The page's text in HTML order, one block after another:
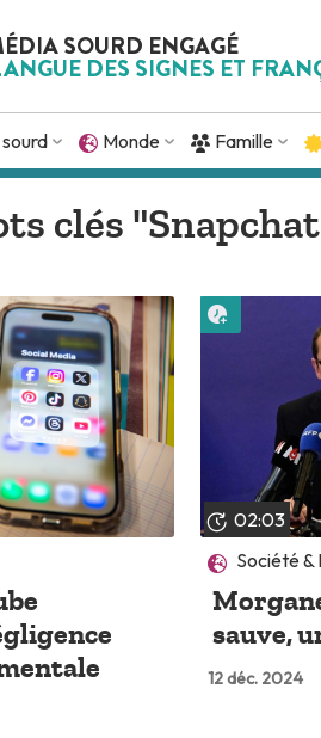
SOURD ENGAGÉ
DES SIGNES ET
sourd Monde Famille
clés
02:03
Société &
sauve,
12 déc. 2024